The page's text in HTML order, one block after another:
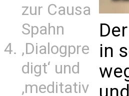
zur Causa
Spahn
‚Dialogpre
digt‘ und
‚meditativ
in